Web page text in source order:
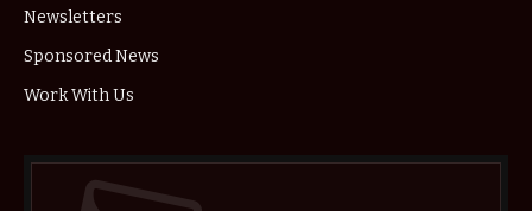
Newsletters
Sponsored News
Work With Us